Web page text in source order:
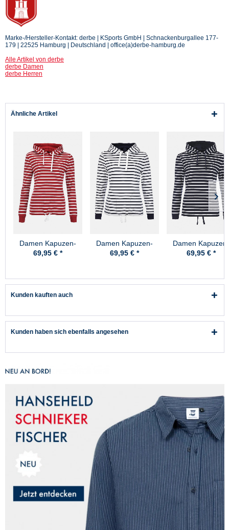
Marke-/Hersteller-Kontakt: derbe | KSports GmbH | Schnackenburgallee 177-
179 | 22525 Hamburg | Deutschland | office(a)derbe-hamburg.de
Alle Artikel von derbe
derbe Damen
derbe Herren
Ähnliche Artikel
Damen Kapuzen-
Shirt Rot Weiss
69,95 € *
Damen Kapuzen-
Shirt Weiss-Blau
69,95 € *
Damen Kapuzen-
Shirt Blau Weiss
69,95 € *
Kunden kauften auch
Kunden haben sich ebenfalls angesehen